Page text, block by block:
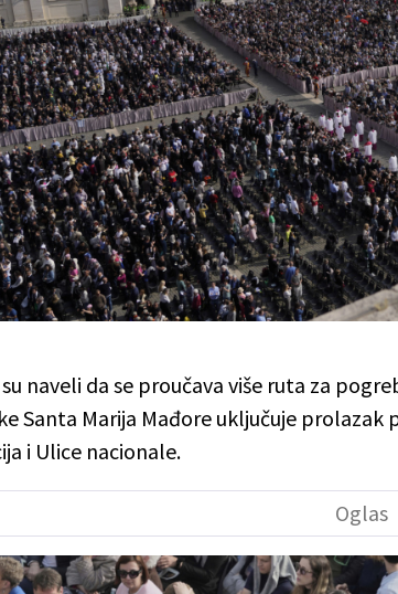
naveli da se proučava više ruta za
Santa Marija Mađore uključuje prolazak
i Ulice nacionale.